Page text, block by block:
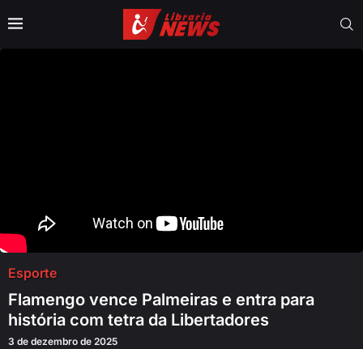
Esporte
Flamengo vence Palmeiras e entra para
história com tetra da Libertadores
3 de dezembro de 2025